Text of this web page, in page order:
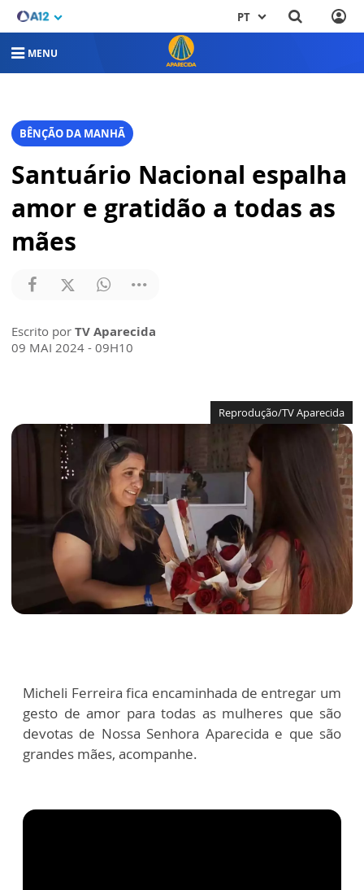
PT
MENU
BÊNÇÃO DA MANHÃ
Santuário Nacional espalha
amor e gratidão a todas as
mães
Escrito por TV Aparecida
09 MAI 2024 - 09H10
Reprodução/TV Aparecida
Micheli Ferreira fica encaminhada de entregar um
gesto de amor para todas as mulheres que são
devotas de Nossa Senhora Aparecida e que são
grandes mães, acompanhe.